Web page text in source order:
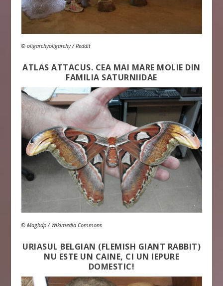
© oligarchyoligarchy / Reddit
ATLAS ATTACUS. CEA MAI MARE MOLIE DIN
FAMILIA SATURNIIDAE
© Maghdp / Wikimedia Commons
URIASUL BELGIAN (FLEMISH GIANT RABBIT)
NU ESTE UN CAINE, CI UN IEPURE
DOMESTIC!